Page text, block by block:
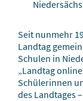
Seit nunmehr
Landtag
Schulen in
„Landtag
Schülerinnen
des Landtages